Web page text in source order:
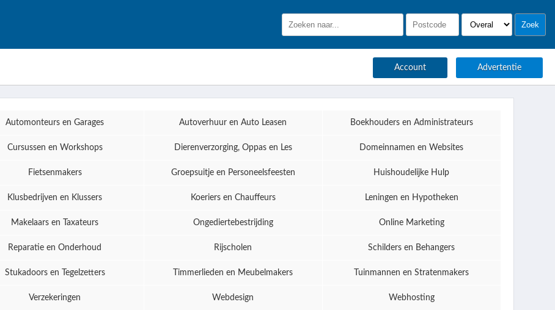
Account Advertentie
Automonteurs en Garages Autoverhuur en Auto Leasen Boekhouders en Administrateurs
Cursussen en Workshops Dierenverzorging, Oppas en Les Domeinnamen en Websites
Fietsenmakers Groepsuitje en Personeelsfeesten Huishoudelijke Hulp
Klusbedrijven en Klussers Koeriers en Chauffeurs Leningen en Hypotheken
Makelaars en Taxateurs Ongediertebestrijding Online Marketing
Reparatie en Onderhoud Rijscholen Schilders en Behangers
Stukadoors en Tegelzetters Timmerlieden en Meubelmakers Tuinmannen en Stratenmakers
Verzekeringen Webdesign Webhosting